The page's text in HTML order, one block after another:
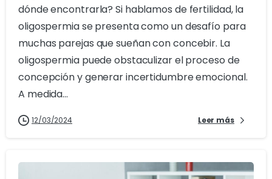
dónde encontrarla? Si hablamos de fertilidad, la
oligospermia se presenta como un desafío para
muchas parejas que sueñan con concebir. La
oligospermia puede obstaculizar el proceso de
concepción y generar incertidumbre emocional.
A medida...
12/03/2024 Leer más